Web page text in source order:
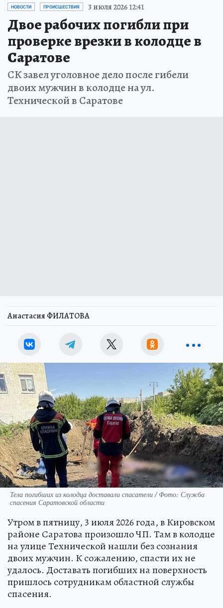
НОВОСТИ ПРОИСШЕСТВИЯ 3 июля 2026 12:41
Двое рабочих погибли при
проверке врезки в колодце в
Саратове
СК завел уголовное дело после гибели
двоих мужчин в колодце на ул.
Технической в Саратове
Анастасия ФИЛАТОВА
Тела погибших из колодца доставали спасатели / Фото: Служба
спасения Саратовской области
Утром в пятницу, 3 июля 2026 года, в Кировском
районе Саратова произошло ЧП. Там в колодце
на улице Технической нашли без сознания
двоих мужчин. К сожалению, спасти их не
удалось. Доставать погибших на поверхность
пришлось сотрудникам областной службы
спасения.